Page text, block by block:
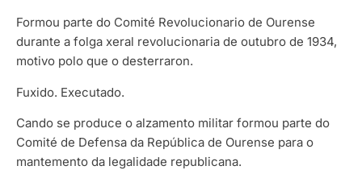
Formou parte do Comité Revolucionario de Ourense
durante a folga xeral revolucionaria de outubro de 1934,
motivo polo que o desterraron.
Fuxido. Executado.
Cando se produce o alzamento militar formou parte do
Comité de Defensa da República de Ourense para o
mantemento da legalidade republicana.